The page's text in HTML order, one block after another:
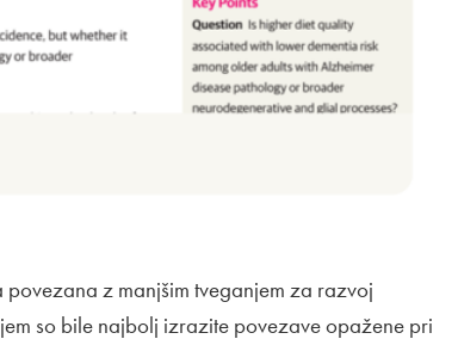
z manjšim tveganjem za razvoj
so bile najbolj izrazite povezave opažene pri